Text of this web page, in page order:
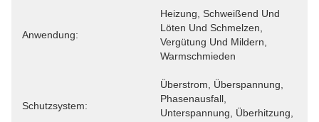
Anwendung:
Heizung, Schweißend Und
Löten Und Schmelzen,
Vergütung Und Mildern,
Warmschmieden
Schutzsystem:
Überstrom, Überspannung,
Phasenausfall,
Unterspannung, Überhitzung,